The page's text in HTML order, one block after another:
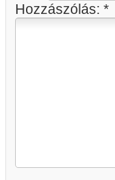
Hozzászólás: *